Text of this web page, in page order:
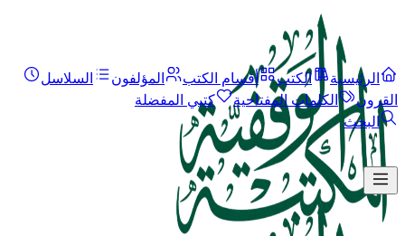
الرئيسية الكتب أقسام الكتب المؤلفون
السلاسل
القرون
الكلمات المفتاحية
كتبي المفضلة
البحث